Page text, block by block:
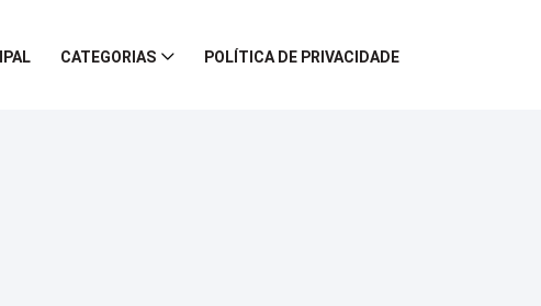
CATEGORIAS POLÍTICA DE PRIVACIDADE